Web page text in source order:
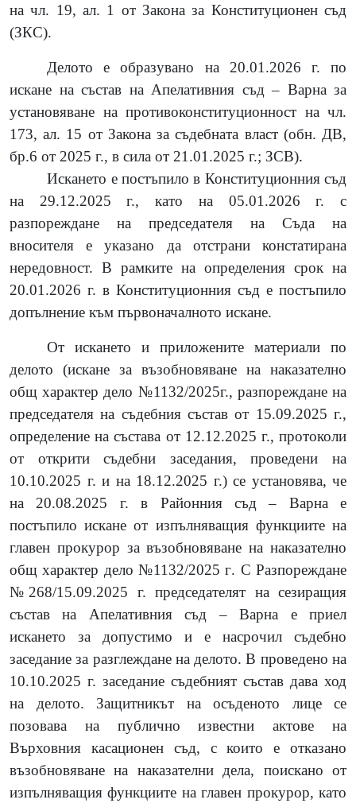
на чл. 19, ал. 1 от Закона за Конституционен съд
(ЗКС).
Делото е образувано на 20.01.2026 г. по
искане на състав на Апелативния съд – Варна за
установяване на противоконституционност на чл.
173, ал. 15 от Закона за съдебната власт (обн. ДВ,
бр.6 от 2025 г., в сила от 21.01.2025 г.; ЗСВ).
Искането е постъпило в Конституционния съд
на 29.12.2025 г., като на 05.01.2026 г. с
разпореждане на председателя на Съда на
вносителя е указано да отстрани констатирана
нередовност. В рамките на определения срок на
20.01.2026 г. в Конституционния съд е постъпило
допълнение към първоначалното искане.
От искането и приложените материали по
делото (искане за възобновяване на наказателно
общ характер дело №1132/2025г., разпореждане на
председателя на съдебния състав от 15.09.2025 г.,
определение на състава от 12.12.2025 г., протоколи
от открити съдебни заседания, проведени на
10.10.2025 г. и на 18.12.2025 г.)се установява, че
на 20.08.2025 г. в Районния съд – Варна е
постъпило искане от изпълняващия функциите на
главен прокурор за възобновяване на наказателно
общ характер дело №1132/2025 г. С Разпореждане
№268/15.09.2025 г. председателят на сезиращия
състав на Апелативния съд – Варна е приел
искането за допустимо и е насрочил съдебно
заседание за разглеждане на делото. В проведено на
10.10.2025 г. заседание съдебният състав дава ход
на делото. Защитникът на осъденото лице се
позовава на публично известни актове на
Върховния касационен съд, с които е отказано
възобновяване на наказателни дела, поискано от
изпълняващия функциите на главен прокурор, като